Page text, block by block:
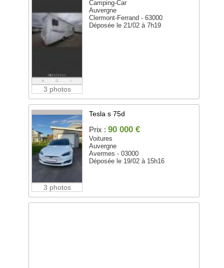
3 photos
Camping-Car
Auvergne
Clermont-Ferrand - 63000
Déposée le 21/02 à 7h19
3 photos
Tesla s 75d
Prix : 90 000 €
Voitures
Auvergne
Avermes - 03000
Déposée le 19/02 à 15h16